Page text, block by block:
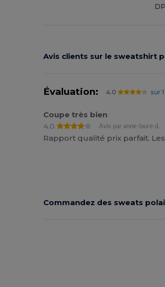
Avis clients sur le sweatshirt
Évaluation: 4.0 sur
Coupe très bien
4.0
Avis par anne-laure d.
Rapport qualité prix parfait.
Commandez des sweats